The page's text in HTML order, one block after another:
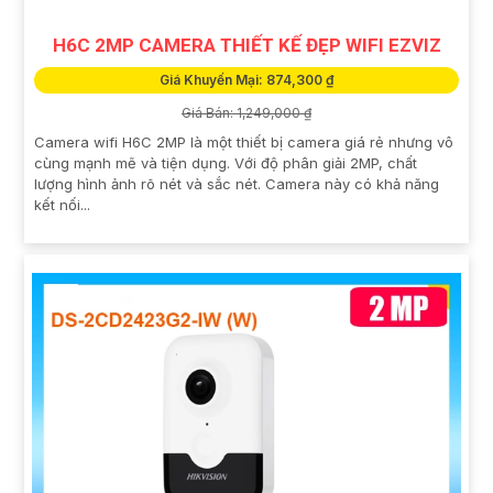
H6C 2MP CAMERA THIẾT KẾ ĐẸP WIFI EZVIZ
Giá Khuyến Mại: 874,300 ₫
Giá Bán: 1,249,000 ₫
Camera wifi H6C 2MP là một thiết bị camera giá rẻ nhưng vô
cùng mạnh mẽ và tiện dụng. Với độ phân giải 2MP, chất
lượng hình ảnh rõ nét và sắc nét. Camera này có khả năng
kết nối...